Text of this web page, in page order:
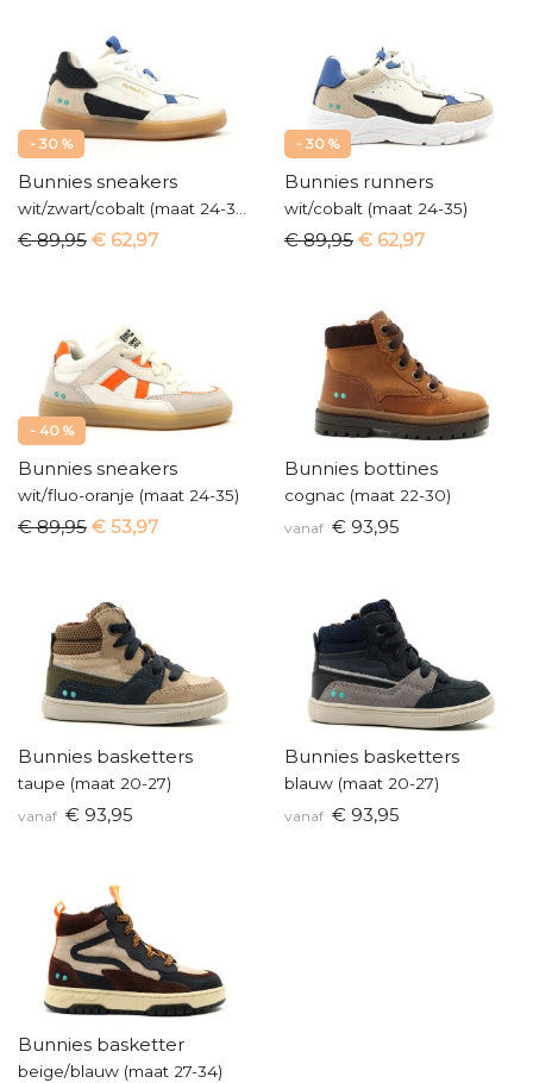
- 30 %
Bunnies sneakers
€ 89,95 € 62,97
- 30 %
Bunnies runners
wit/cobalt (maat 24-35)
€ 89,95 € 62,97
- 40 %
Bunnies sneakers
wit/fluo-oranje (maat 24-35)
€ 89,95 € 53,97
Bunnies bottines
cognac (maat 22-30)
vanaf € 93,95
Bunnies basketters
taupe (maat 20-27)
vanaf € 93,95
Bunnies basketters
blauw (maat 20-27)
vanaf € 93,95
Bunnies basketter
beige/blauw (maat 27-34)